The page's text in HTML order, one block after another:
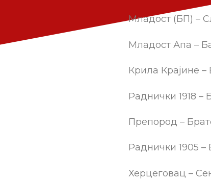
Младост (БП) –
Младост Апа –
Крила Крајине –
Раднички 1918 –
Препород –
Раднички 1905 –
Херцеговац –